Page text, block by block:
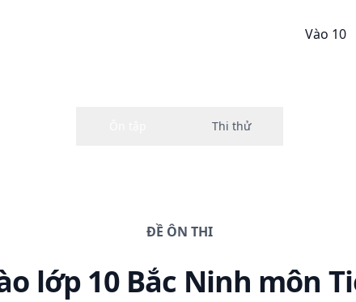
Vào 10
ĐỀ ÔN THI
lớp 10 Bắc Ninh môn